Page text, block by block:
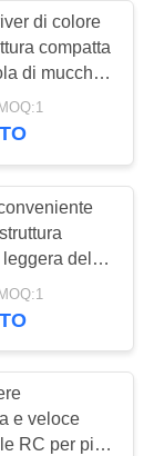
di colore
compatta
di mucchio
di
del
e veloce
RC per pile